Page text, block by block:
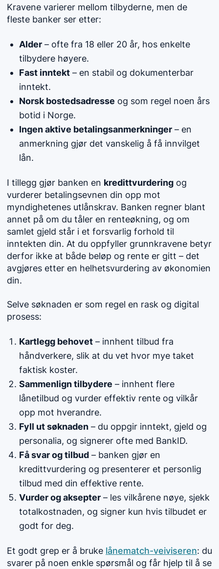
Kravene varierer mellom tilbyderne, men de
fleste banker ser etter:
Alder – ofte fra 18 eller 20 år, hos enkelte
tilbydere høyere.
Fast inntekt – en stabil og dokumenterbar
inntekt.
Norsk bostedsadresse og som regel noen års
botid i Norge.
Ingen aktive betalingsanmerkninger – en
anmerkning gjør det vanskelig å få innvilget
lån.
I tillegg gjør banken en kredittvurdering og
vurderer betalingsevnen din opp mot
myndighetenes utlånskrav. Banken regner blant
annet på om du tåler en renteøkning, og om
samlet gjeld står i et forsvarlig forhold til
inntekten din. At du oppfyller grunnkravene betyr
derfor ikke at både beløp og rente er gitt – det
avgjøres etter en helhetsvurdering av økonomien
din.
Selve søknaden er som regel en rask og digital
prosess:
Kartlegg behovet – innhent tilbud fra
håndverkere, slik at du vet hvor mye taket
faktisk koster.
Sammenlign tilbydere – innhent flere
lånetilbud og vurder effektiv rente og vilkår
opp mot hverandre.
Fyll ut søknaden – du oppgir inntekt, gjeld og
personalia, og signerer ofte med BankID.
Få svar og tilbud – banken gjør en
kredittvurdering og presenterer et personlig
tilbud med din effektive rente.
Vurder og aksepter – les vilkårene nøye, sjekk
totalkostnaden, og signer kun hvis tilbudet er
godt for deg.
Et godt grep er å bruke lånematch-veiviseren: du
svarer på noen enkle spørsmål og får hjelp til å se